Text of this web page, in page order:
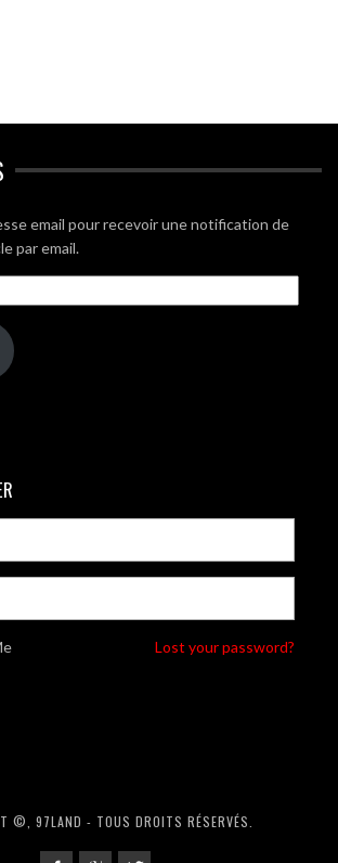
email pour recevoir une notification de
par email.
Lost your password?
©, 97LAND - TOUS DROITS RÉSERVÉS.